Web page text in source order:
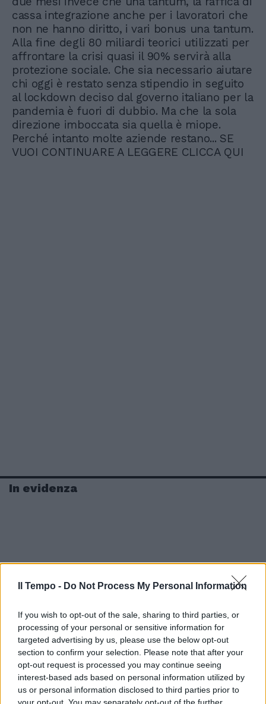
Il Tempo - Do Not Process My Personal Information
If you wish to opt-out of the sale, sharing to third parties, or
processing of your personal or sensitive information for
targeted advertising by us, please use the below opt-out
section to confirm your selection. Please note that after your
opt-out request is processed you may continue seeing
interest-based ads based on personal information utilized by
us or personal information disclosed to third parties prior to
your opt-out. You may separately opt-out of the further
cassa integrazione anche per i lavoratori che
non ne hanno diritto, i vari bonus una tantum.
Alla fine degli 80 miliardi teorici utilizzati per
affrontare la crisi quasi il 90% servirà alla
protezione sociale. Che sia necessario aiutare
chi oggi è restato senza stipendio in seguito
al lockdown deciso dal governo italiano per la
pandemia è fuori di dubbio. Ma che la sola
direzione imboccata sia quella è miope.
Perché intanto molte aziende restano... SE
VUOI CONTINUARE A LEGGERE CLICCA QUI
In evidenza